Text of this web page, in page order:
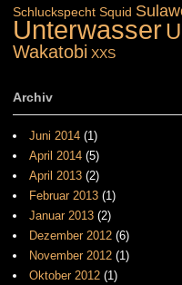
Schluckspecht Squid
Unterwasser
Wakatobi XXS
Archiv
Juni 2014 (1)
April 2014 (5)
April 2013 (2)
Februar 2013 (1)
Januar 2013 (2)
Dezember 2012 (6)
November 2012 (1)
Oktober 2012 (1)